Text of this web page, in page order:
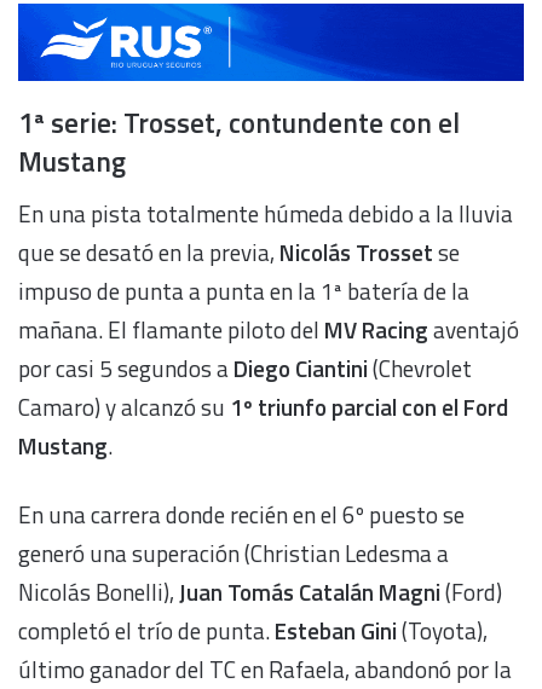
1ª serie: Trosset, contundente con el
Mustang
En una pista totalmente húmeda debido a la lluvia
que se desató en la previa, Nicolás Trossetse
impuso de punta a punta en la 1ª batería de la
mañana. El flamante piloto del MV Racingaventajó
por casi 5 segundos aDiego Ciantini(Chevrolet
Camaro) y alcanzó su 1º triunfo parcial con el Ford
Mustang.
En una carrera donde recién en el 6º puesto se
generó una superación (Christian Ledesma a
Nicolás Bonelli),Juan Tomás Catalán Magni(Ford)
completó el trío de punta.Esteban Gini(Toyota),
último ganador del TC en Rafaela, abandonó por la